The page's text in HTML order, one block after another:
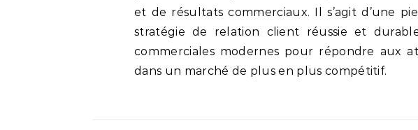
et de résultats commerciaux. Il s’agit d’une
stratégie de relation client réussie et
commerciales modernes pour répondre aux
dans un marché de plus en plus compétitif.